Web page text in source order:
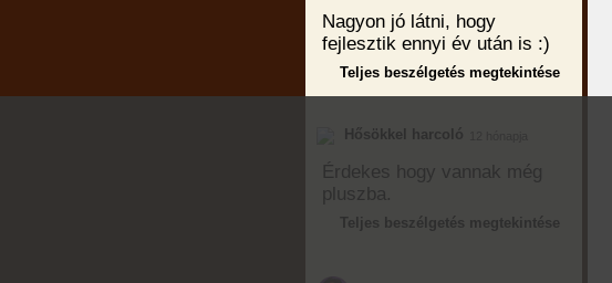
Nagyon jó látni, hogy
fejlesztik ennyi év után is :)
Teljes beszélgetés megtekintése
Hősökkel harcoló
Érdekes hogy vannak még
pluszba.
Teljes beszélgetés megtekintése